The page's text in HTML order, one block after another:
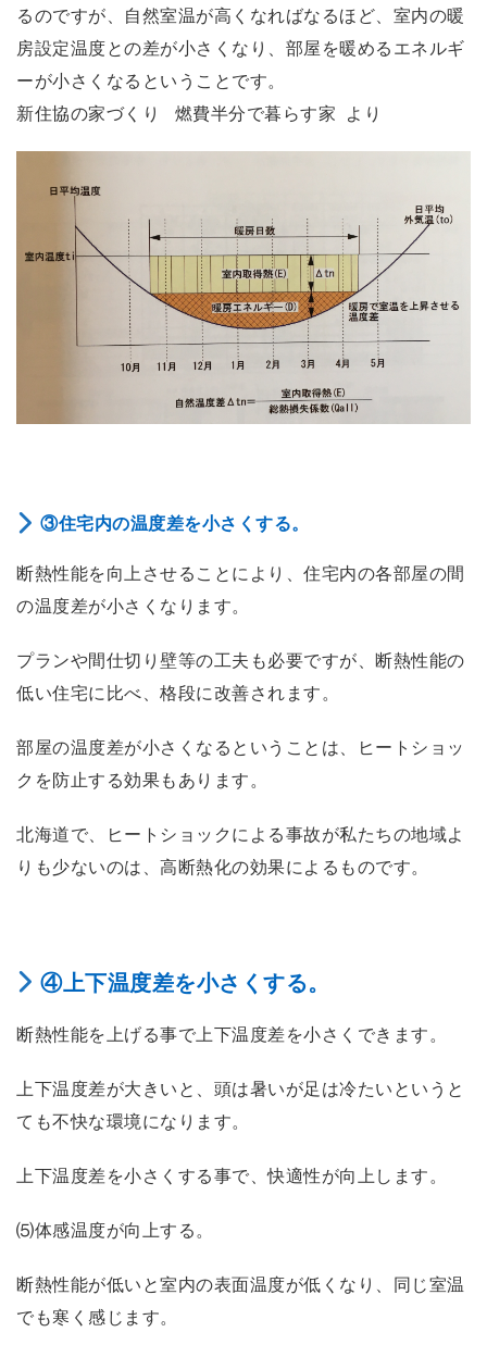
るのですが、自然室温が高くなればなるほど、室内の暖
房設定温度との差が小さくなり、部屋を暖めるエネルギ
ーが小さくなるということです。
新住協の家づくり 燃費半分で暮らす家 より
③住宅内の温度差を小さくする。
断熱性能を向上させることにより、住宅内の各部屋の間
の温度差が小さくなります。
プランや間仕切り壁等の工夫も必要ですが、断熱性能の
低い住宅に比べ、格段に改善されます。
部屋の温度差が小さくなるということは、ヒートショッ
クを防止する効果もあります。
北海道で、ヒートショックによる事故が私たちの地域よ
りも少ないのは、高断熱化の効果によるものです。
④上下温度差を小さくする。
断熱性能を上げる事で上下温度差を小さくできます。
上下温度差が大きいと、頭は暑いが足は冷たいというと
ても不快な環境になります。
上下温度差を小さくする事で、快適性が向上します。
⑸体感温度が向上する。
断熱性能が低いと室内の表面温度が低くなり、同じ室温
でも寒く感じます。